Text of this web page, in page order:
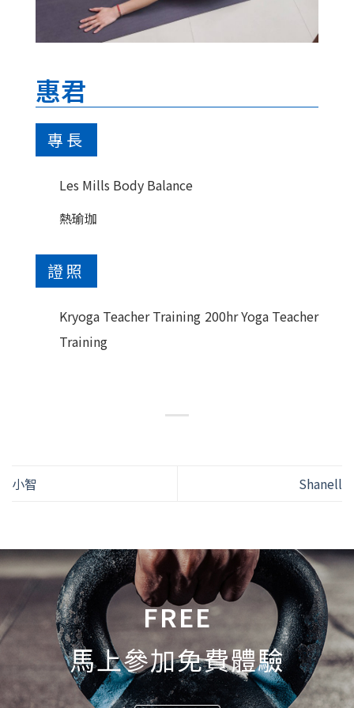
惠君
專長
Les Mills Body Balance
熱瑜珈
證照
Kryoga Teacher Training 200hr Yoga Teacher
Training
小智 Shanell
FREE
馬上參加免費體驗